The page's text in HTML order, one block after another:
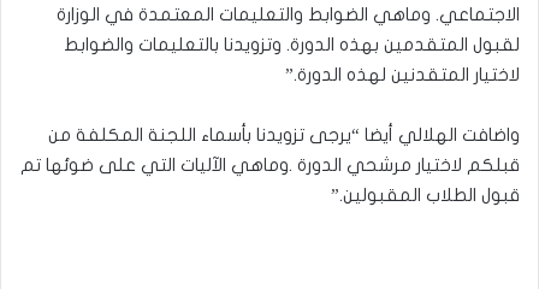
الاجتماعي. وماهي الضوابط والتعليمات المعتمدة في الوزارة
لقبول المتقدمين بهذه الدورة. وتزويدنا بالتعليمات والضوابط
لاختيار المتقدنين لهذه الدورة.”
واضافت الهلالي أيضا “يرجى تزويدنا بأسماء اللجنة المكلفة من
قبلكم لاختيار مرشحي الدورة .وماهي الآليات التي على ضوئها تم
قبول الطلاب المقبولين.”